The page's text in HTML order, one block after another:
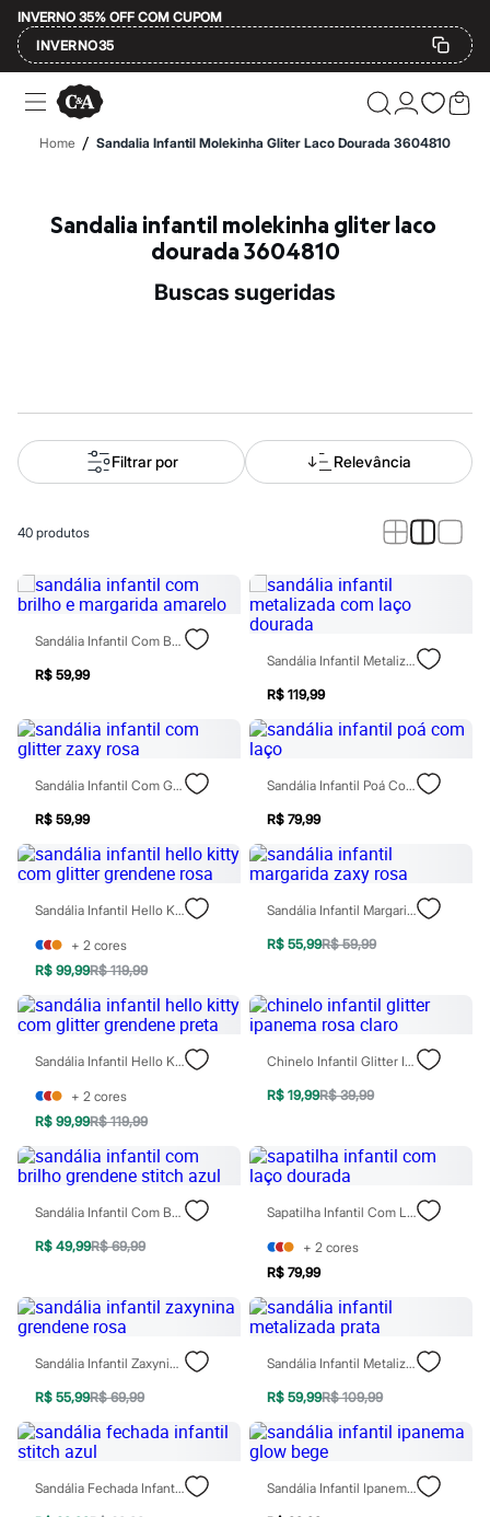
INVERNO 35% OFF COM CUPOM
INVERNO35
Ofertas
Compre por Departamento
Feminino
Masculino
Mindse7
Plus Size
Novidades
Roupas
Blusas e Camisetas
Básicos
Jeans
Saias
Shorts e Bermudas
Vestidos
Acessórios
Bolsas
Bonés e Chapéus
Óculos
Relógios
Botas
Chinelos
Rasteirinhas
Sandálias
Sapatilhas
Tênis
Marcas
Clock House
Mindset
Yessica
Moda esportiva
Blusas
Calçados
Leggings
Shorts e Bermudas
Tops
Moda íntima
Calcinhas
Cintas e Modeladores
Meias
Pijamas
Biquínis
Maiôs
Saídas de praia
Personagens
Blusas e Camisetas
Calças
Casacos e Jaquetas
Jeans
Moda esportiva
Shorts e Saias
Home / Sandalia Infantil Molekinha Gliter Laco Dourada 3604810
Sandalia infantil molekinha gliter laco
dourada 3604810
buscas sugeridas
Filtrar por Relevância
40 produtos
Sandália Infantil Com Brilho E Margarida Amarelo
R$ 59,99
Sandália Infantil Metalizada Com Laço Dourada
R$ 119,99
Sandália Infantil Com Glitter Zaxy Rosa
R$ 59,99
Sandália Infantil Poá Com Laço
R$ 79,99
Sandália Infantil Hello Kitty Com Glitter Grendene Rosa
+ 2 cores
R$ 99,99R$ 119,99
Sandália Infantil Margarida Zaxy Rosa
R$ 55,99R$ 59,99
Sandália Infantil Hello Kitty Com Glitter Grendene Preta
+ 2 cores
R$ 99,99R$ 119,99
Chinelo Infantil Glitter Ipanema Rosa Claro
R$ 19,99R$ 39,99
Sandália Infantil Com Brilho Grendene Stitch Azul
R$ 49,99R$ 69,99
Sapatilha Infantil Com Laço Dourada
+ 2 cores
R$ 79,99
Sandália Infantil Zaxynina Grendene Rosa
R$ 55,99R$ 69,99
Sandália Infantil Metalizada Prata
R$ 59,99R$ 109,99
Sandália Fechada Infantil Stitch Azul Sandália Infantil Ipanema Glow Bege